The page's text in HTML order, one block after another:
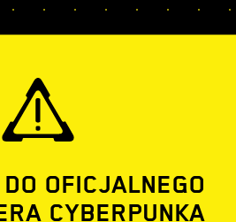
OFICJALNEGO
CYBERPUNKA